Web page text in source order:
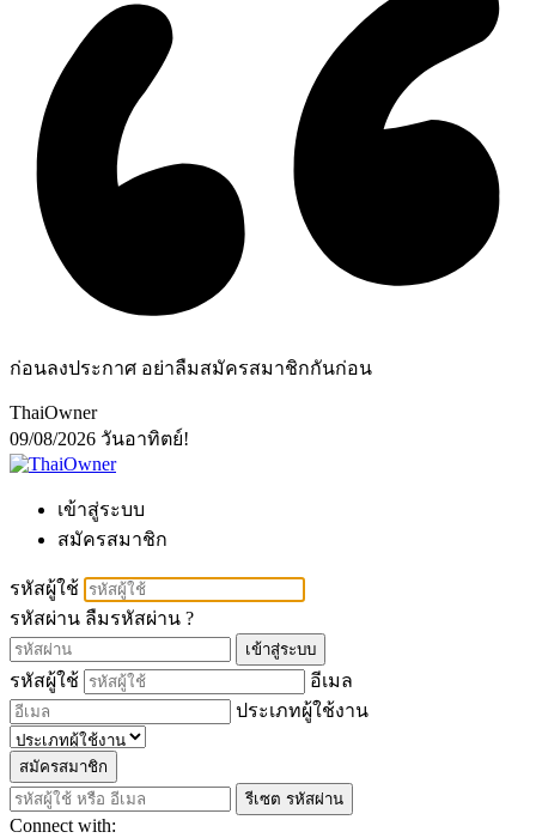
ก่อนลงประกาศ อย่าลืมสมัครสมาชิกกันก่อน
ThaiOwner
09/08/2026 วันอาทิตย์!
เข้าสู่ระบบ
สมัครสมาชิก
รหัสผู้ใช้
รหัสผ่าน ลืมรหัสผ่าน ?
เข้าสู่ระบบ
รหัสผู้ใช้
อีเมล
ประเภทผู้ใช้งาน
สมัครสมาชิก
รีเซต รหัสผ่าน
Connect with: